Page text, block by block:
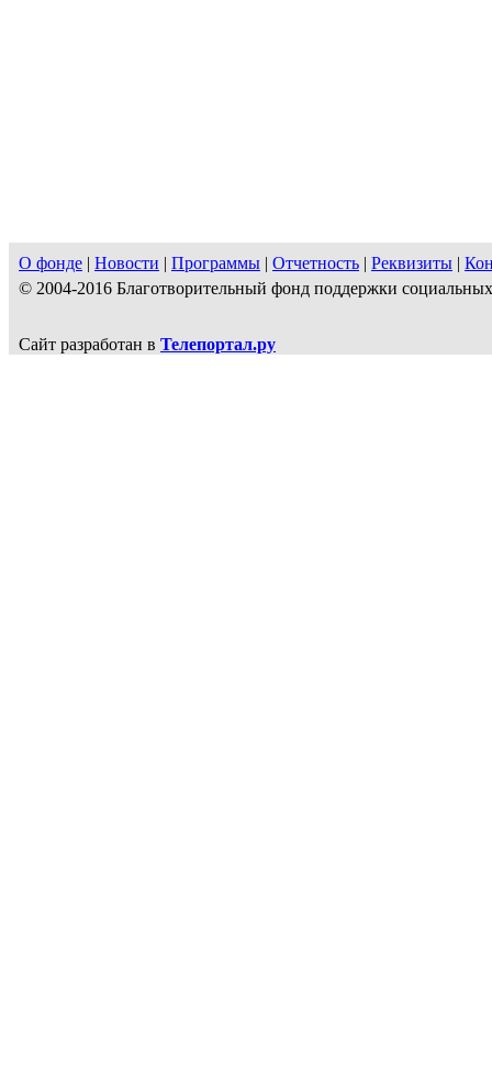
О фонде | Новости | Программы | Отчетность | Реквизиты |
© 2004-2016 Благотворительный фонд поддержки
Сайт разработан в Телепортал.ру